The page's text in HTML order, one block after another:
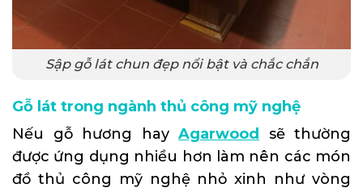
Sập gỗ lát chun đẹp nổi bật và chắc chắn
Gỗ lát trong ngành thủ công mỹ nghệ
Nếu gỗ hương hay Agarwood sẽ thường
được ứng dụng nhiều hơn làm nên các món
đồ thủ công mỹ nghệ nhỏ xinh như vòng